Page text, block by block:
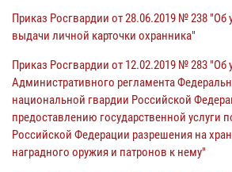
Приказ Росгвардии от 28.06.2019 № 238 "Об
выдачи личной карточки охранника"
Приказ Росгвардии от 12.02.2019 № 283 "Об
Административного регламента
национальной гвардии Российской
предоставлению государственной услуги
Российской Федерации разрешения на
наградного оружия и патронов к нему"